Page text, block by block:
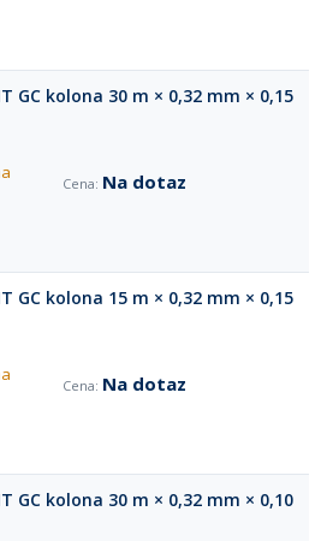
GC kolona 30 m × 0,32 mm × 0,15
Na dotaz
GC kolona 15 m × 0,32 mm × 0,15
Na dotaz
GC kolona 30 m × 0,32 mm × 0,10